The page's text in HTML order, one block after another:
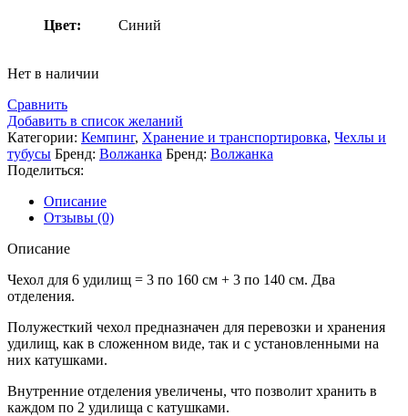
Цвет: Синий
Нет в наличии
Сравнить
Добавить в список желаний
Категории: Кемпинг, Хранение и транспортировка, Чехлы и
тубусы Бренд: Волжанка Бренд: Волжанка
Поделиться:
Описание
Отзывы (0)
Описание
Чехол для 6 удилищ = 3 по 160 см + 3 по 140 см. Два
отделения.
Полужесткий чехол предназначен для перевозки и хранения
удилищ, как в сложенном виде, так и с установленными на
них катушками.
Внутренние отделения увеличены, что позволит хранить в
каждом по 2 удилища с катушками.